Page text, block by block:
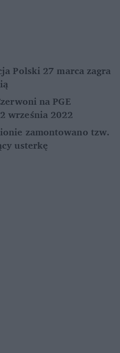
Polski 27 marca zagra
na PGE
września 2022
zamontowano tzw.
usterkę